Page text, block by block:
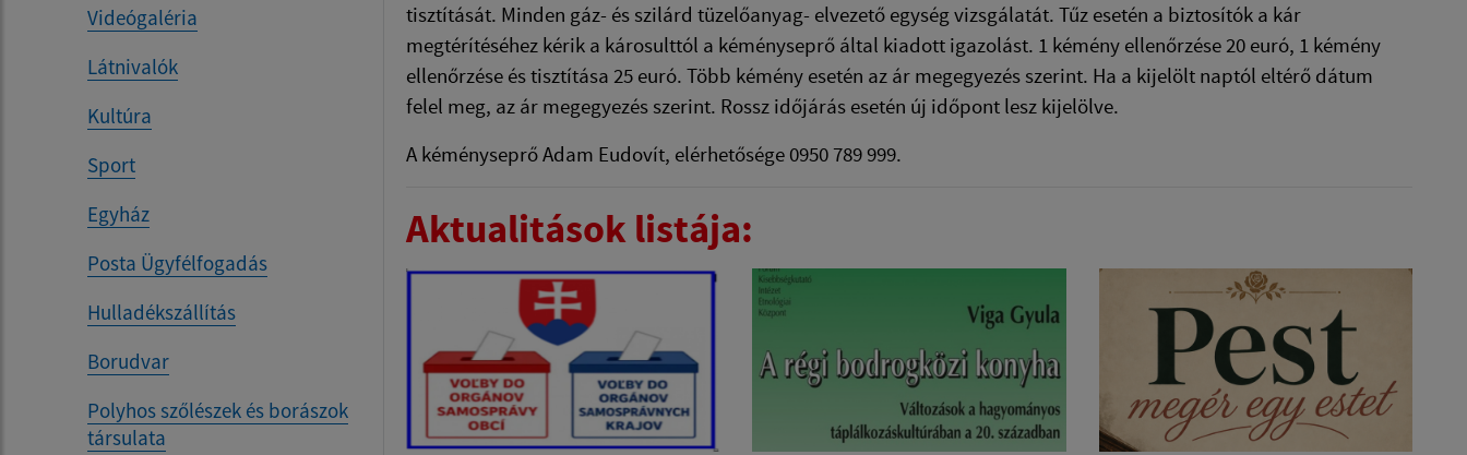
Videógaléria
Látnivalók
Kultúra
Sport
Egyház
Posta Ügyfélfogadás
Hulladékszállítás
Borudvar
Polyhos szőlészek és borászok
társulata
tisztítását. Minden gáz- és szilárd tüzelőanyag- elvezető egység vizsgálatát. Tűz esetén a biztosítók a kár
megtérítéséhez kérik a károsulttól a kéményseprő által kiadott igazolást. 1 kémény ellenőrzése 20 euró, 1 kémény
ellenőrzése és tisztítása 25 euró. Több kémény esetén az ár megegyezés szerint. Ha a kijelölt naptól eltérő dátum
felel meg, az ár megegyezés szerint. Rossz időjárás esetén új időpont lesz kijelölve.
A kéményseprő Adam Eudovít, elérhetősége 0950 789 999.
Aktualitások listája: